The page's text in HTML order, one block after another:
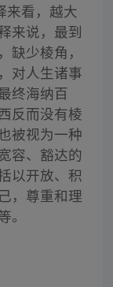
来看，越大
来说，最到
少棱角，
对人生诸事
终海纳百
反而没有棱
被视为一种
容、豁达的
以开放、积
，尊重和理